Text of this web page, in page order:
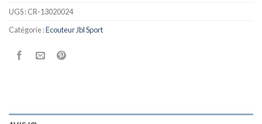
UGS :CR-13020024
Catégorie :Ecouteur Jbl Sport